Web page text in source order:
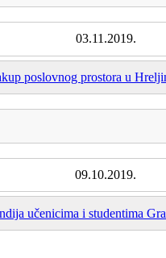
03.11.2019.
poslovnog prostora u
09.10.2019.
učenicima i studentima